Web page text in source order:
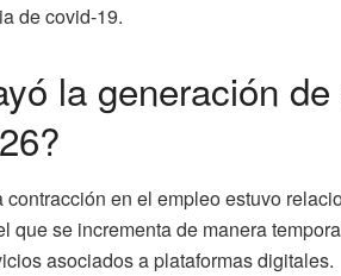
de covid-19.
la generación
en el empleo estuvo
que se incrementa de manera
asociados a plataformas digitales.